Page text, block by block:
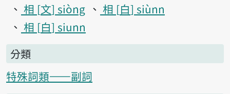
相 文 siòng 相 白 siùnn
相 白 siunn
分類
特殊詞類——副詞